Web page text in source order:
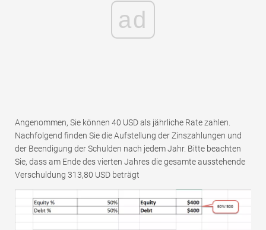
ad
Angenommen, Sie können 40 USD als jährliche Rate zahlen.
Nachfolgend finden Sie die Aufstellung der Zinszahlungen und
der Beendigung der Schulden nach jedem Jahr. Bitte beachten
Sie, dass am Ende des vierten Jahres die gesamte ausstehende
Verschuldung 313,80 USD beträgt